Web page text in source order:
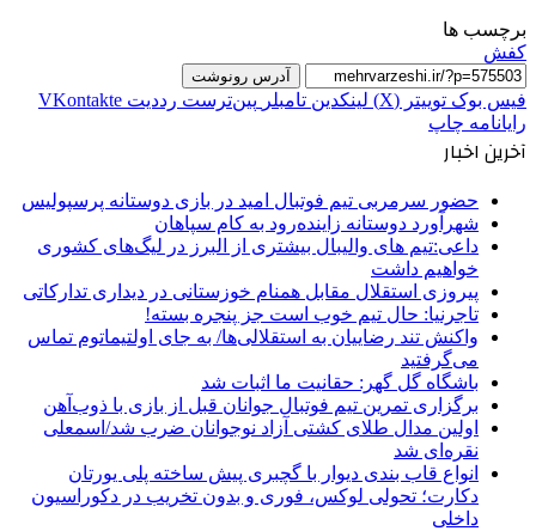
برچسب ها
کفش
آدرس رونوشت
فیس بوک توییتر (X) لینکدین ‫تامبلر ‫پین‌ترست ‫رددیت ‫VKontakte
رایانامه چاپ
آخرین اخبار
حضور سرمربی تیم فوتبال امید در بازی دوستانه پرسپولیس
شهرآورد دوستانه زاینده‌رود به کام سپاهان
داعی:تیم های والیبال بیشتری از البرز در لیگ‌های کشوری
خواهیم داشت
پیروزی استقلال مقابل همنام خوزستانی در دیداری تدارکاتی
تاجرنیا: حال تیم خوب است جز پنجره بسته!
واکنش تند رضاییان به استقلالی‌ها/ به جای اولتیماتوم تماس
می‌گرفتید
باشگاه گل گهر: حقانیت ما اثبات شد
برگزاری تمرین تیم فوتبال جوانان قبل از بازی با ذوب‌آهن
اولین مدال طلای کشتی آزاد نوجوانان ضرب شد/اسمعلی
نقره‌ای شد
انواع قاب بندی دیوار با گچبری پیش ساخته پلی یورتان
دکارت؛ تحولی لوکس، فوری و بدون تخریب در دکوراسیون
داخلی